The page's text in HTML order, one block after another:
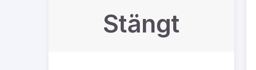
Stängt